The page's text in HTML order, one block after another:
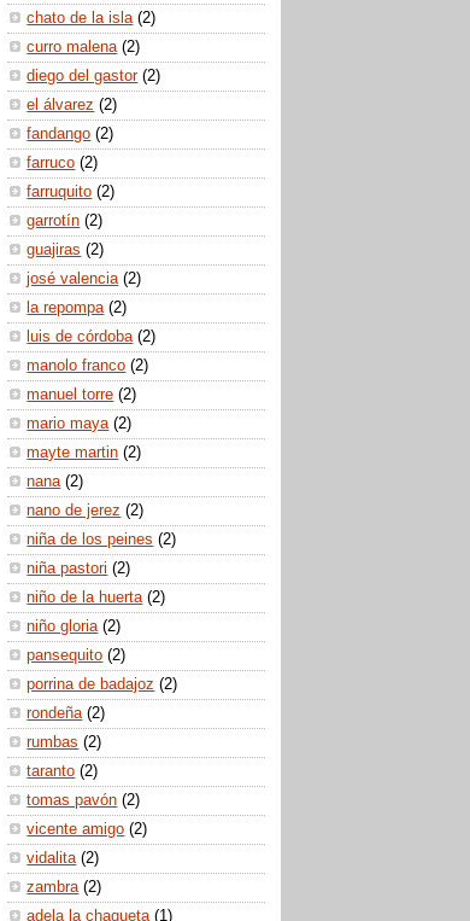
chato de la isla (2)
curro malena (2)
diego del gastor (2)
el álvarez (2)
fandango (2)
farruco (2)
farruquito (2)
garrotín (2)
guajiras (2)
josé valencia (2)
la repompa (2)
luis de córdoba (2)
manolo franco (2)
manuel torre (2)
mario maya (2)
mayte martin (2)
nana (2)
nano de jerez (2)
niña de los peines (2)
niña pastori (2)
niño de la huerta (2)
niño gloria (2)
pansequito (2)
porrina de badajoz (2)
rondeña (2)
rumbas (2)
taranto (2)
tomas pavón (2)
vicente amigo (2)
vidalita (2)
zambra (2)
adela la chaqueta (1)